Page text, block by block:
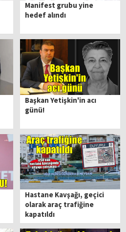
Manifest grubu yine
hedef alındı
Başkan Yetişkin'in acı
günü!
Hastane Kavşağı, geçici
olarak araç trafiğine
kapatıldı